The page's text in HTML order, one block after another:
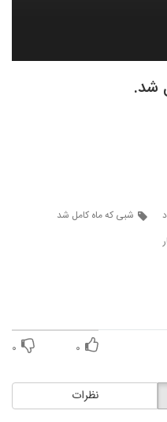
شد.
شبی که ماه کامل شد
۰ ۰
نظرات